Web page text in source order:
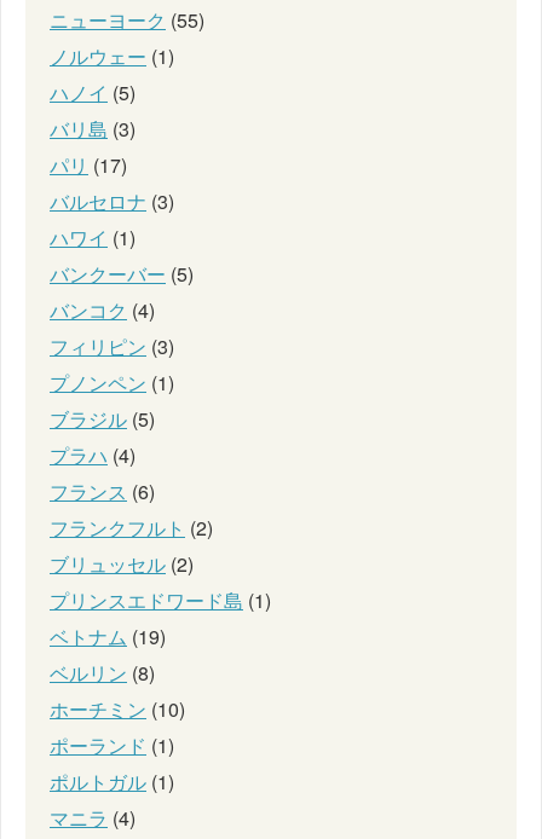
ニューヨーク (55)
ノルウェー (1)
ハノイ (5)
バリ島 (3)
パリ (17)
バルセロナ (3)
ハワイ (1)
バンクーバー (5)
バンコク (4)
フィリピン (3)
プノンペン (1)
ブラジル (5)
プラハ (4)
フランス (6)
フランクフルト (2)
ブリュッセル (2)
プリンスエドワード島 (1)
ベトナム (19)
ベルリン (8)
ホーチミン (10)
ポーランド (1)
ポルトガル (1)
マニラ (4)